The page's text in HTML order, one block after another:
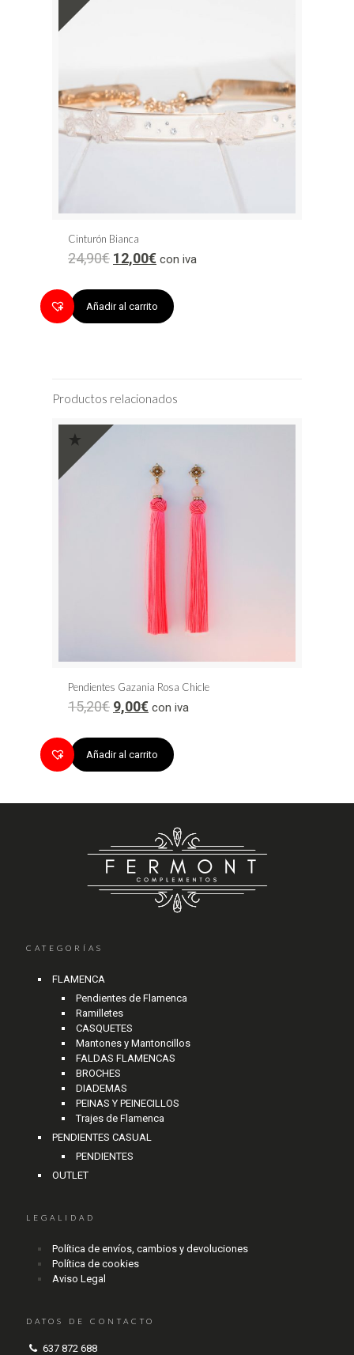
Cinturón Bianca
24,90€ 12,00€ con iva
Añadir al carrito
Productos relacionados
Pendientes Gazania Rosa Chicle
15,20€ 9,00€ con iva
Añadir al carrito
CATEGORÍAS
FLAMENCA
Pendientes de Flamenca
Ramilletes
CASQUETES
Mantones y Mantoncillos
FALDAS FLAMENCAS
BROCHES
DIADEMAS
PEINAS Y PEINECILLOS
Trajes de Flamenca
PENDIENTES CASUAL
PENDIENTES
OUTLET
LEGALIDAD
Política de envíos, cambios y devoluciones
Política de cookies
Aviso Legal
DATOS DE CONTACTO
637 872 688